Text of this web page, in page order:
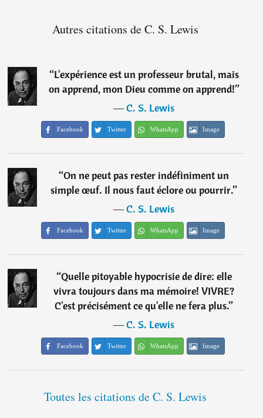
Autres citations de C. S. Lewis
“L'expérience est un professeur brutal, mais
on apprend, mon Dieu comme on apprend!”
―C. S. Lewis
Facebook Twitter WhatsApp Image
“On ne peut pas rester indéfiniment un
simple œuf. Il nous faut éclore ou pourrir.”
―C. S. Lewis
Facebook Twitter WhatsApp Image
“Quelle pitoyable hypocrisie de dire: elle
vivra toujours dans ma mémoire! VIVRE?
C'est précisément ce qu'elle ne fera plus.”
―C. S. Lewis
Facebook Twitter WhatsApp Image
Toutes les citations de C. S. Lewis